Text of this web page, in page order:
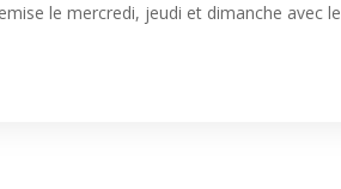
le mercredi, jeudi et dimanche avec le